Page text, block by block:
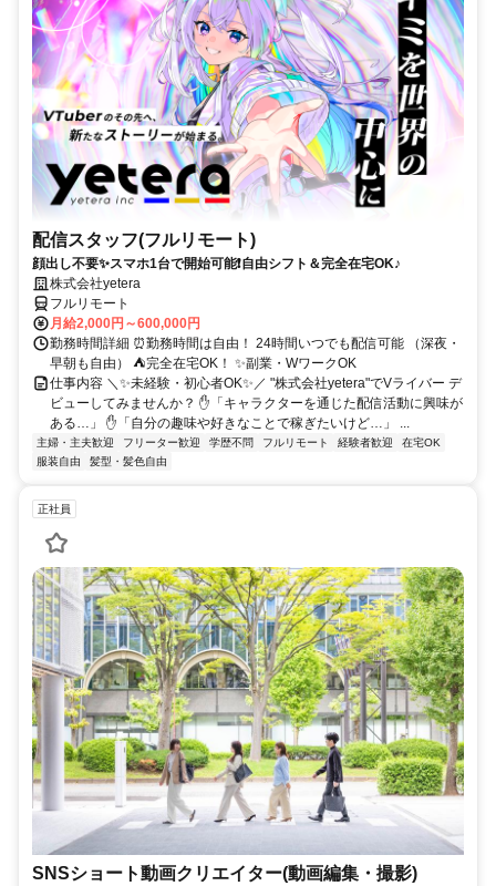
配信スタッフ(フルリモート)
顔出し不要✨スマホ1台で開始可能❗自由シフト＆完全在宅OK♪
株式会社yetera
フルリモート
月給2,000円～600,000円
勤務時間詳細 ⏰勤務時間は自由！ 24時間いつでも配信可能 （深夜・
早朝も自由） ⛺完全在宅OK！ ✨副業・WワークOK
仕事内容 ＼✨未経験・初心者OK✨／ "株式会社yetera"でVライバー デ
ビューしてみませんか？ ✋「キャラクターを通じた配信活動に興味が
ある…」 ✋「自分の趣味や好きなことで稼ぎたいけど…」 ...
主婦・主夫歓迎 フリーター歓迎 学歴不問 フルリモート 経験者歓迎
在宅OK
服装自由
髪型・髪色自由
正社員
SNSショート動画クリエイター(動画編集・撮影)